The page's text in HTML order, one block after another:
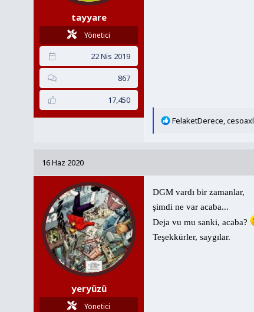
i
h
i
tayyare
Yönetici
22 Nis 2019
867
17,450
T
l
e
r
FelaketDerece,cesoaxl
16 Haz 2020
yeryüzü
Yönetici
DGM vardı bir zamanlar,
şimdi ne var acaba...
Deja vu mu sanki, acaba?
Teşekkürler, saygılar.